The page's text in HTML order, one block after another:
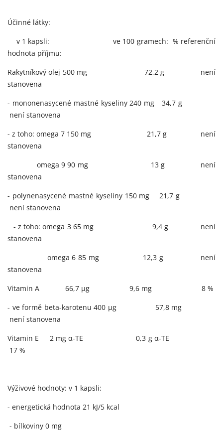
Účinné látky:
v 1 kapsli:
ve 100 gramech: % referenční
hodnota příjmu:
Rakytníkový olej 500 mg
72,2 g
není
stanovena
- mononenasycené mastné kyseliny 240 mg
34,7 g
není stanovena
- z toho: omega 7 150 mg
21,7 g
není
stanovena
omega 9 90 mg
13 g
není
stanovena
- polynenasycené mastné kyseliny 150 mg
21,7 g
není stanovena
- z toho: omega 3 65 mg
9,4 g
není
stanovena
omega 6 85 mg
12,3 g
není
stanovena
Vitamin A
66,7 μg 9,6 mg
8 %
- ve formě beta-karotenu 400 μg
57,8 mg
není stanovena
Vitamin E 2 mg α-TE
0,3 g α-TE
17 %
Výživové hodnoty: v 1 kapsli:
- energetická hodnota 21 kJ/5 kcal
- bílkoviny 0 mg